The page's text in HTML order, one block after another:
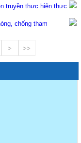
truyền thực hiện thực
chống tham
> >>